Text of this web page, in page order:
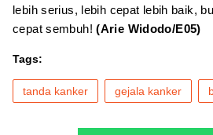
lebih serius, lebih cepat lebih baik,
cepat sembuh!(Arie Widodo/E05)
Tags:
tanda kanker gejala kanker